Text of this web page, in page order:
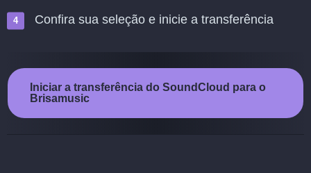
Confira sua seleção e inicie a transferência
Iniciar a transferência do SoundCloud para o
Brisamusic